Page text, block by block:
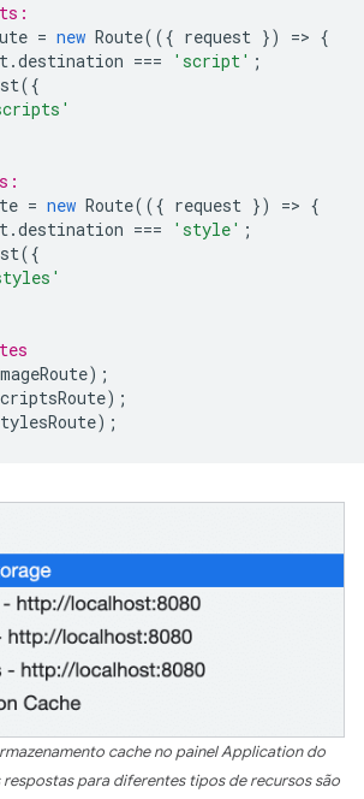
= new Route(({ request }) => {
.destination === 'script' ;
({
= new Route(({ request }) => {
.destination === 'style' ;
({
);
);
);
cache no painel Application do
respostas para diferentes tipos de recursos são